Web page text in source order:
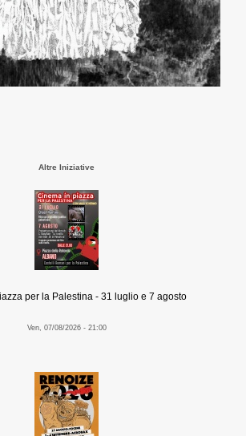
Altre Iniziative
per la Palestina - 31 luglio e 7 agosto
Ven, 07/08/2026 - 21:00